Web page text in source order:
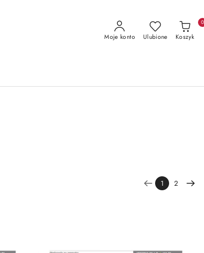
Moje konto Ulubione Koszyk
0
1 2